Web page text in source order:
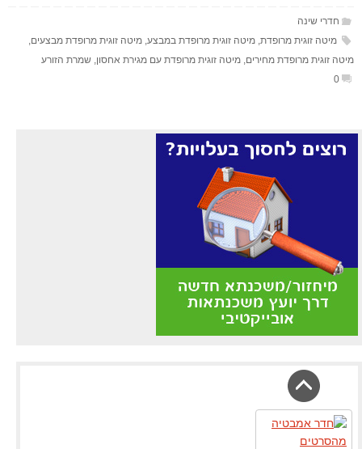
חדרי שינה
מיטה זוגית מרופדת, מיטה זוגית מרופדת במבצע, מיטה זוגית מרופדת מבצעים
מיטה זוגית מרופדת מחירים מיטה זוגית מרופדת עם מגירת אחסון שמרת הזורע
0